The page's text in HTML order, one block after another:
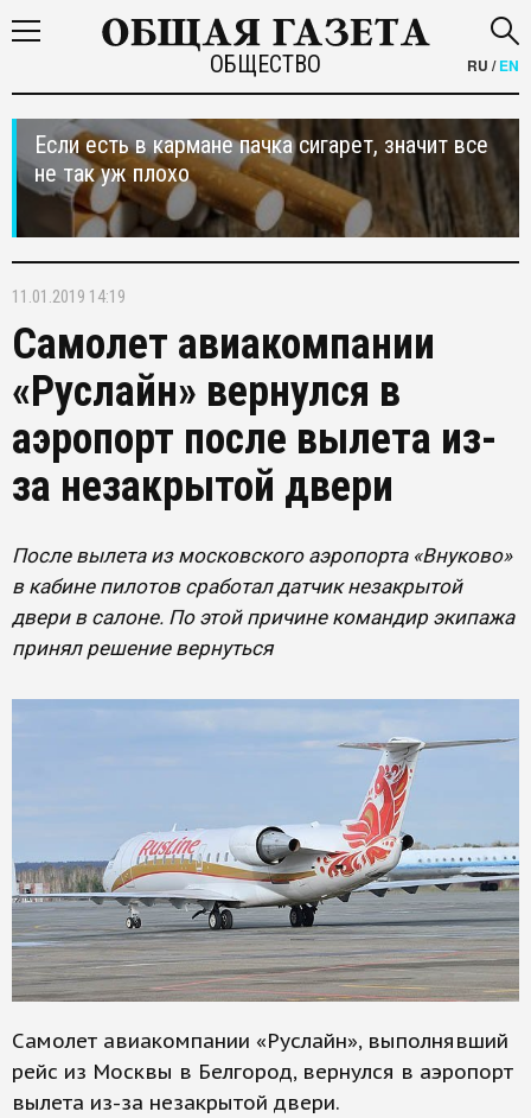
ОБЩЕСТВО RU /EN
Если есть в кармане пачка сигарет, значит все
не так уж плохо
11.01.2019 14:19
Самолет авиакомпании
«Руслайн» вернулся в
аэропорт после вылета из-
за незакрытой двери
После вылета из московского аэропорта «Внуково»
в кабине пилотов сработал датчик незакрытой
двери в салоне. По этой причине командир экипажа
принял решение вернуться
Самолет авиакомпании «Руслайн», выполнявший
рейс из Москвы в Белгород, вернулся в аэропорт
вылета из-за незакрытой двери.